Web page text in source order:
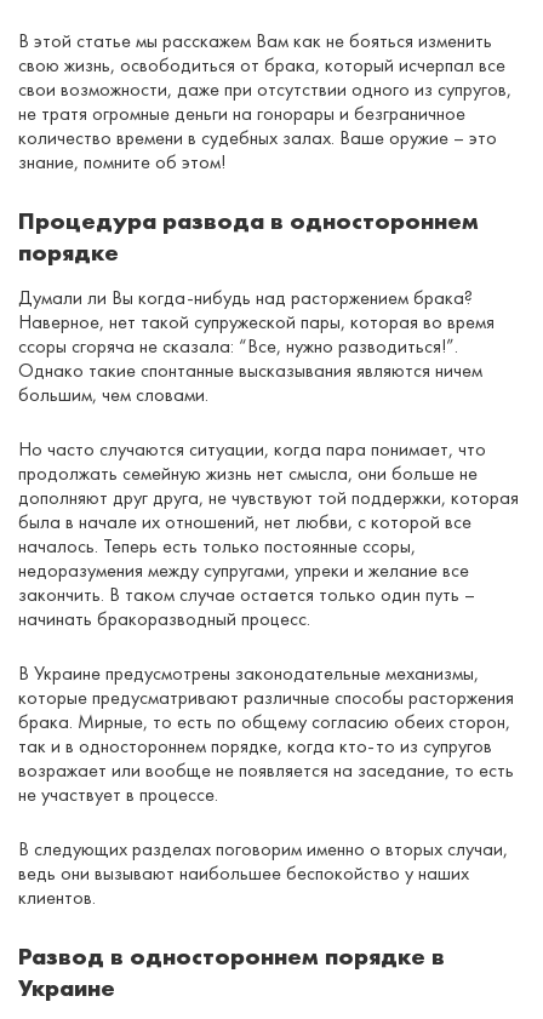
В этой статье мы расскажем Вам как не бояться изменить
свою жизнь, освободиться от брака, который исчерпал все
свои возможности, даже при отсутствии одного из супругов,
не тратя огромные деньги на гонорары и безграничное
количество времени в судебных залах. Ваше оружие – это
знание, помните об этом!
Процедура развода в одностороннем
порядке
Думали ли Вы когда-нибудь над расторжением брака?
Наверное, нет такой супружеской пары, которая во время
ссоры сгоряча не сказала: “Все, нужно разводиться!”.
Однако такие спонтанные высказывания являются ничем
большим, чем словами.
Но часто случаются ситуации, когда пара понимает, что
продолжать семейную жизнь нет смысла, они больше не
дополняют друг друга, не чувствуют той поддержки, которая
была в начале их отношений, нет любви, с которой все
началось. Теперь есть только постоянные ссоры,
недоразумения между супругами, упреки и желание все
закончить. В таком случае остается только один путь –
начинать бракоразводный процесс.
В Украине предусмотрены законодательные механизмы,
которые предусматривают различные способы расторжения
брака. Мирные, то есть по общему согласию обеих сторон,
так и в одностороннем порядке, когда кто-то из супругов
возражает или вообще не появляется на заседание, то есть
не участвует в процессе.
В следующих разделах поговорим именно о вторых случаи,
ведь они вызывают наибольшее беспокойство у наших
клиентов.
Развод в одностороннем порядке в
Украине